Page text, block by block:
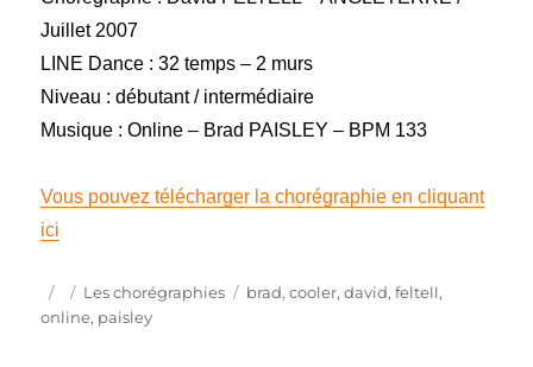
Juillet 2007
LINE Dance : 32 temps – 2 murs
Niveau : débutant / intermédiaire
Musique : Online – Brad PAISLEY – BPM 133
Vous pouvez télécharger la chorégraphie en cliquant
ici
Publié
le
Catégories
Les chorégraphies Étiquettes
brad,cooler,david,feltell,
online, paisley